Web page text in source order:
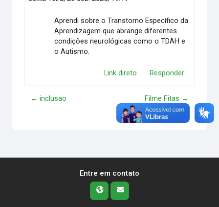
Aprendi sobre o Transtorno Específico da
Aprendizagem que abrange diferentes
condições neurológicas como o TDAH e
o Autismo.
Link direto Responder
← inclusao Filme Fitas →
Entre em contato